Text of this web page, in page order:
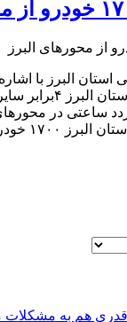
البرز با اشاره
تردد ساعتی در محور
خودرو است.